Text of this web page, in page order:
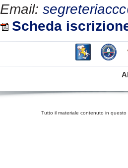
Email:
Scheda
Tutto il materiale contenuto in